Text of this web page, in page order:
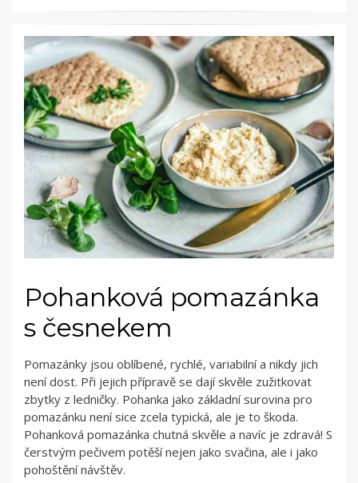
Pohanková pomazánka
s česnekem
Pomazánky jsou oblíbené, rychlé, variabilní a nikdy jich
není dost. Při jejich přípravě se dají skvěle zužitkovat
zbytky z ledničky. Pohanka jako základní surovina pro
pomazánku není sice zcela typická, ale je to škoda.
Pohanková pomazánka chutná skvěle a navíc je zdravá! S
čerstvým pečivem potěší nejen jako svačina, ale i jako
pohoštění návštěv.